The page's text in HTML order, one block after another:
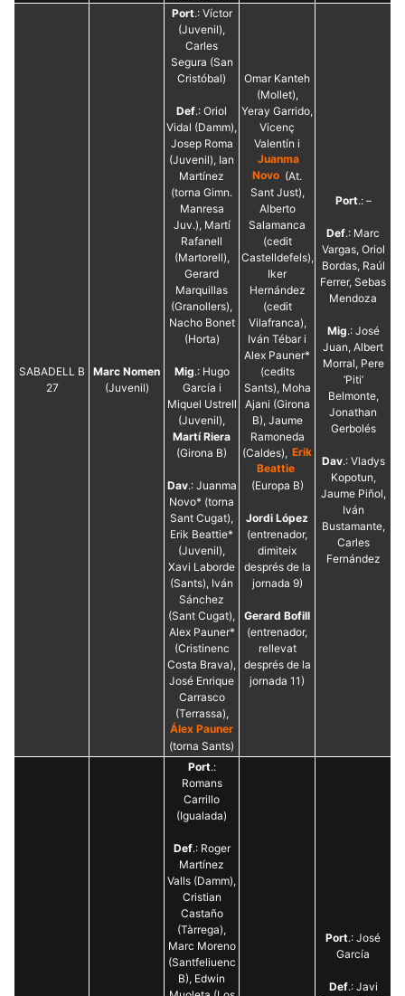
SABADELL B
27
Marc Nomen
(Juvenil)
Port.: Víctor
(Juvenil),
Carles
Segura (San
Cristóbal)
Def.: Oriol
Vidal (Damm),
Josep Roma
(Juvenil), Ian
Martínez
(torna Gimn.
Manresa
Juv.), Martí
Rafanell
(Martorell),
Gerard
Marquillas
(Granollers),
Nacho Bonet
(Horta)
Mig.: Hugo
García i
Miquel Ustrell
(Juvenil),
Martí Riera
(Girona B)
Dav.: Juanma
Novo* (torna
Sant Cugat),
Erik Beattie*
(Juvenil),
Xavi Laborde
(Sants), Iván
Sánchez
(Sant Cugat),
Alex Pauner*
(Cristinenc
Costa Brava),
José Enrique
Carrasco
(Terrassa),
Álex Pauner
(torna Sants)
Omar Kanteh
(Mollet),
Yeray Garrido,
Vicenç
Valentín i
Juanma
Novo (At.
Sant Just),
Alberto
Salamanca
(cedit
Castelldefels),
Iker
Hernández
(cedit
Vilafranca),
Iván Tébar i
Alex Pauner*
(cedits
Sants), Moha
Ajani (Girona
B), Jaume
Ramoneda
(Caldes), Erik
Beattie
(Europa B)
Jordi López
(entrenador,
dimiteix
després de la
jornada 9)
Gerard Bofill
(entrenador,
rellevat
després de la
jornada 11)
Port.: –
Def.: Marc
Vargas, Oriol
Bordas, Raúl
Ferrer, Sebas
Mendoza
Mig.: José
Juan, Albert
Morral, Pere
‘Piti’
Belmonte,
Jonathan
Gerbolés
Dav.: Vladys
Kopotun,
Jaume Piñol,
Iván
Bustamante,
Carles
Fernández
Port.:
Romans
Carrillo
(Igualada)
Def.: Roger
Martínez
Valls (Damm),
Cristian
Castaño
(Tàrrega),
Marc Moreno
(Santfeliuenc
B), Edwin
Port.: José
García
Def.: Javi